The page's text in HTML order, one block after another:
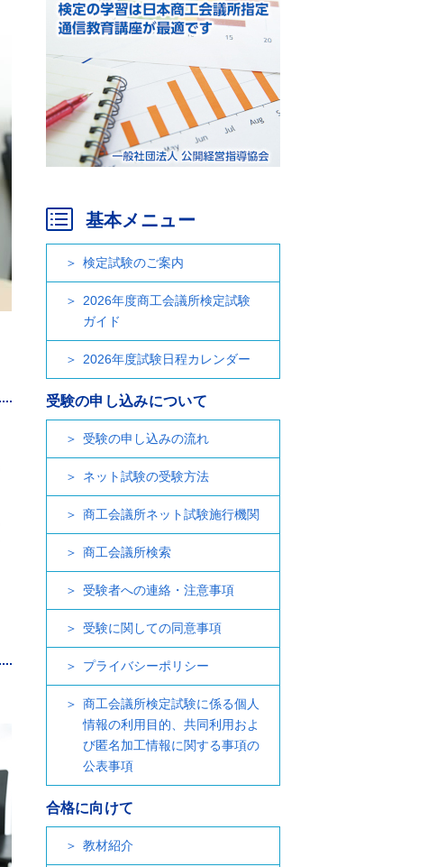
基本メニュー
検定試験のご案内
2026年度商工会議所検定試験
ガイド
2026年度試験日程カレンダー
受験の申し込みについて
受験の申し込みの流れ
ネット試験の受験方法
商工会議所ネット試験施行機関
商工会議所検索
受験者への連絡・注意事項
受験に関しての同意事項
プライバシーポリシー
商工会議所検定試験に係る個人
情報の利用目的、共同利用およ
び匿名加工情報に関する事項の
公表事項
合格に向けて
教材紹介